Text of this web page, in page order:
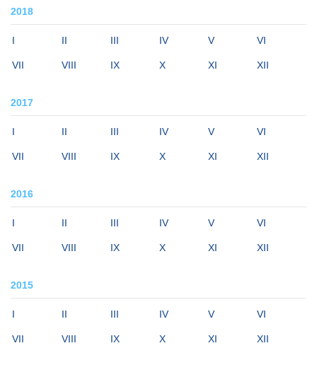
2018
I II III IV V VI
VII VIII IX X XI XII
2017
I II III IV V VI
VII VIII IX X XI XII
2016
I II III IV V VI
VII VIII IX X XI XII
2015
I II III IV V VI
VII VIII IX X XI XII